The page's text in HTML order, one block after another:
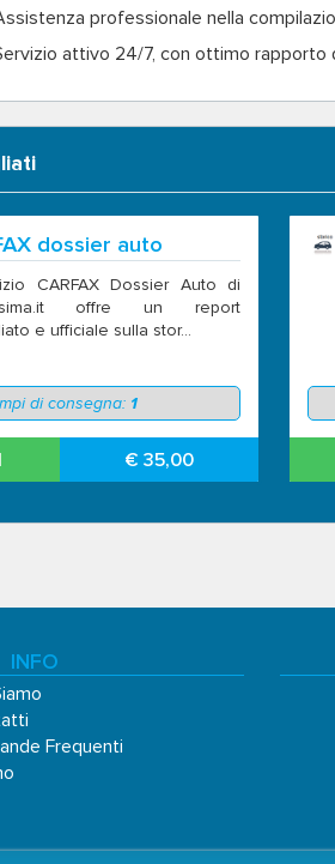
professionale nella
attivo 24/7, con ottimo rapporto
dossier auto
CARFAX Dossier Auto di
offre un report
e ufficiale sulla stor...
di consegna: 1
€ 35,00
INFO
Frequenti